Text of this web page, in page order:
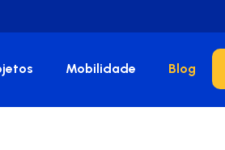
Mobilidade Blog